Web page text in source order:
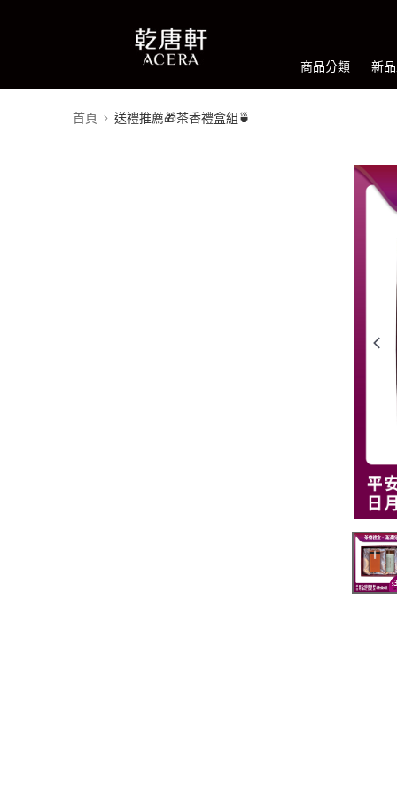
商品分類 新
首頁 送禮推薦🎁茶香禮盒組🍵